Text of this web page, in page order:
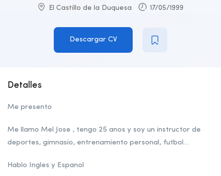
El Castillo de la Duquesa
17/05/1999
Descargar CV
Detalles
Me presento
Me llamo Mel Jose , tengo 25 anos y soy un instructor de
deportes, gimnasio, entrenamiento personal, futbol…
Hablo Ingles y Espanol